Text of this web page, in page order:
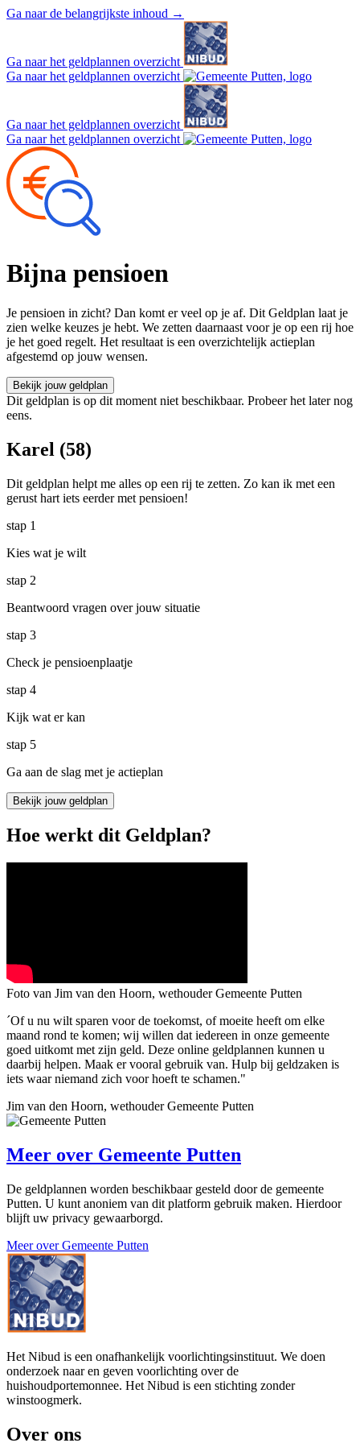
Ga naar de belangrijkste inhoud →
Ga naar het geldplannen overzicht
Ga naar het geldplannen overzicht
Ga naar het geldplannen overzicht
Ga naar het geldplannen overzicht
Bijna pensioen
Je pensioen in zicht? Dan komt er veel op je af. Dit Geldplan laat je
zien welke keuzes je hebt. We zetten daarnaast voor je op een rij hoe
je het goed regelt. Het resultaat is een overzichtelijk actieplan
afgestemd op jouw wensen.
Bekijk jouw geldplan
Dit geldplan is op dit moment niet beschikbaar. Probeer het later nog
eens.
Karel (58)
Dit geldplan helpt me alles op een rij te zetten. Zo kan ik met een
gerust hart iets eerder met pensioen!
stap 1
Kies wat je wilt
stap 2
Beantwoord vragen over jouw situatie
stap 3
Check je pensioenplaatje
stap 4
Kijk wat er kan
stap 5
Ga aan de slag met je actieplan
Bekijk jouw geldplan
Hoe werkt dit Geldplan?
Foto van Jim van den Hoorn, wethouder Gemeente Putten
´Of u nu wilt sparen voor de toekomst, of moeite heeft om elke
maand rond te komen; wij willen dat iedereen in onze gemeente
goed uitkomt met zijn geld. Deze online geldplannen kunnen u
daarbij helpen. Maak er vooral gebruik van. Hulp bij geldzaken is
iets waar niemand zich voor hoeft te schamen."
Jim van den Hoorn, wethouder Gemeente Putten
Meer over Gemeente Putten
De geldplannen worden beschikbaar gesteld door de gemeente
Putten. U kunt anoniem van dit platform gebruik maken. Hierdoor
blijft uw privacy gewaarborgd.
Meer over Gemeente Putten
Het Nibud is een onafhankelijk voorlichtingsinstituut. We doen
onderzoek naar en geven voorlichting over de
huishoudportemonnee. Het Nibud is een stichting zonder
winstoogmerk.
Over ons